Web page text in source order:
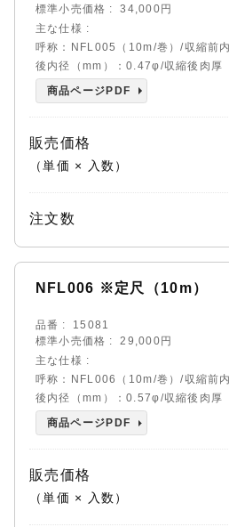
標準小売価格
34,000円
主な仕様
呼称：NFL005（10m/巻）/収縮前
後内径（mm）：0.47φ/収縮後肉厚
商品ページPDF
販売価格
（単価 × 入数）
注文数
NFL006 ※定尺（10m）
品番
15081
標準小売価格
29,000円
主な仕様
呼称：NFL006（10m/巻）/収縮前
後内径（mm）：0.57φ/収縮後肉厚
商品ページPDF
販売価格
（単価 × 入数）